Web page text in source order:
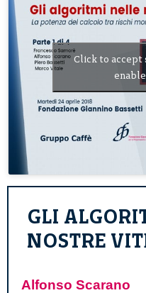
Click to accept
GLI
NOSTRE
Alfonso Scarano